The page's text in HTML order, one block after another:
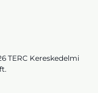
TERC Kereskedelmi